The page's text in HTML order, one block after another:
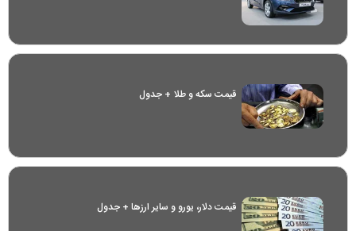
قیمت سکه و طلا + جدول
قیمت دلار، یورو و سایر ارز‌ها + جدول